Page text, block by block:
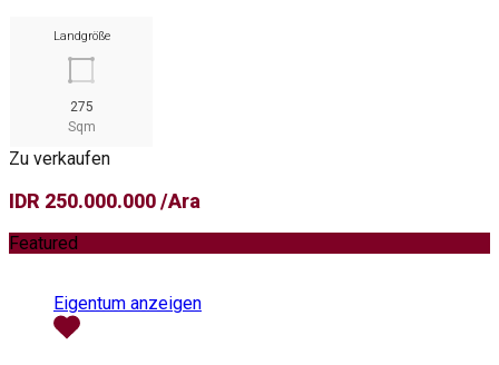
Landgröße
275
Sqm
Zu verkaufen
IDR 250.000.000 /Ara
Featured
Eigentum anzeigen